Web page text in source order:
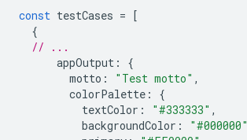
const testCases = [
{
// ...
appOutput :
{
motto : "Test motto" ,
colorPalette :
{
textColor : "#333333" ,
backgroundColor : "#000000"